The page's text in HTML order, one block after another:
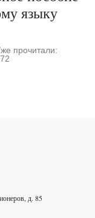
языку
прочитали:
д. 85